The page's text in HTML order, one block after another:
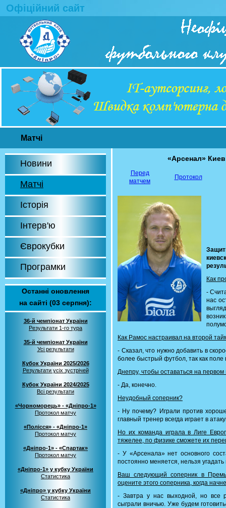
Офіційний сайт
Матчі
Новини
Матчі
Історія
Інтерв'ю
Єврокубки
Програмки
Останні оновлення
на сайті (03 серпня):
36-й чемпіонат України
Результати 1-го тура
35-й чемпіонат України
Усі результати
Кубок України 2025/2026
Результати усіх зустрічей
Кубок України 2024/2025
Всі результати
«Чорноморець» - «Дніпро-1»
Протокол матчу
«Полісся» - «Дніпро-1»
Протокол матчу
«Дніпро-1» - «Спартак»
Протокол матчу
«Дніпро-1» у кубку України
Статистика
«Дніпро» у кубку України
Статистика
«Арсенал»
Перед
матчем
Протокол
Как
-
нас
Как Рамос настраивал на второй
- Сказал, что нужно добавить в
более быстрый футбол, так как поле
Днепру, чтобы оставаться на
- Да, конечно.
Неудобный соперник?
- Ну почему? Играли против
главный тренер всегда играет в
Но их команда играла в Лиге
тяжелее, по физике сможете их
- У «Арсенала» нет основного
постоянно меняется, нельзя
Ваш следующий соперник в
оцените этого соперника, когда
- Завтра у нас выходной, но все
сыграли вничью. Уже будем